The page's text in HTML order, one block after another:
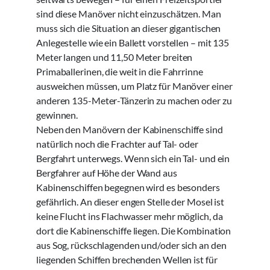
sind diese Manöver nicht einzuschätzen. Man
muss sich die Situation an dieser gigantischen
Anlegestelle wie ein Ballett vorstellen – mit 135
Meter langen und 11,50 Meter breiten
Primaballerinen, die weit in die Fahrrinne
ausweichen müssen, um Platz für Manöver einer
anderen 135-Meter-Tänzerin zu machen oder zu
gewinnen.
Neben den Manövern der Kabinenschiffe sind
natürlich noch die Frachter auf Tal- oder
Bergfahrt unterwegs. Wenn sich ein Tal- und ein
Bergfahrer auf Höhe der Wand aus
Kabinenschiffen begegnen wird es besonders
gefährlich. An dieser engen Stelle der Mosel ist
keine Flucht ins Flachwasser mehr möglich, da
dort die Kabinenschiffe liegen. Die Kombination
aus Sog, rückschlagenden und/oder sich an den
liegenden Schiffen brechenden Wellen ist für